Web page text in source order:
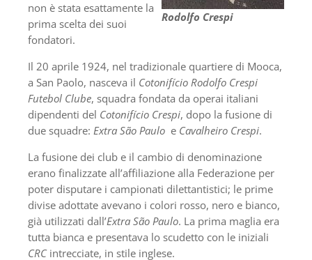
Rodolfo Crespi
non è stata esattamente la
prima scelta dei suoi
fondatori.
Il 20 aprile 1924, nel tradizionale quartiere di Mooca,
a San Paolo, nasceva il Cotonifício Rodolfo Crespi
Futebol Clube, squadra fondata da operai italiani
dipendenti del Cotonifício Crespi, dopo la fusione di
due squadre: Extra São Paulo e Cavalheiro Crespi.
La fusione dei club e il cambio di denominazione
erano finalizzate all’affiliazione alla Federazione per
poter disputare i campionati dilettantistici; le prime
divise adottate avevano i colori rosso, nero e bianco,
già utilizzati dall’Extra São Paulo. La prima maglia era
tutta bianca e presentava lo scudetto con le iniziali
CRCintrecciate, in stile inglese.